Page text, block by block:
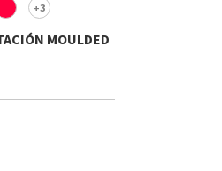
+3
MOULDED